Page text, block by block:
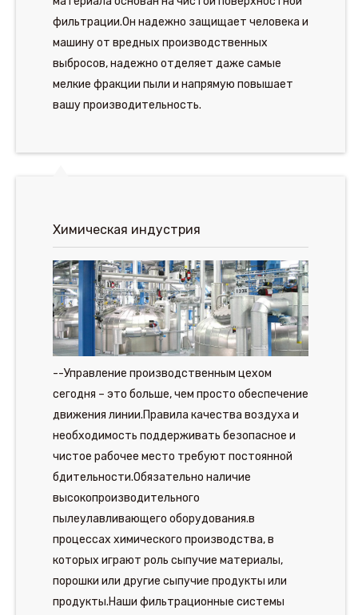
фильтрации.Он надежно защищает человека и
машину от вредных производственных
выбросов, надежно отделяет даже самые
мелкие фракции пыли и напрямую повышает
вашу производительность.
Химическая индустрия
--Управление производственным цехом
сегодня – это больше, чем просто обеспечение
движения линии.Правила качества воздуха и
необходимость поддерживать безопасное и
чистое рабочее место требуют постоянной
бдительности.Обязательно наличие
высокопроизводительного
пылеулавливающего оборудования.в
процессах химического производства, в
которых играют роль сыпучие материалы,
порошки или другие сыпучие продукты или
продукты.Наши фильтрационные системы